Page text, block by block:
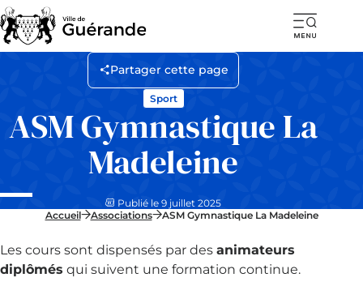
ASM Gymnastique La
Madeleine
Sport
Publié le 9 juillet 2025
Partager cette page
Accueil Associations ASM Gymnastique La Madeleine
Les cours sont dispensés par des animateurs
diplômés qui suivent une formation continue.